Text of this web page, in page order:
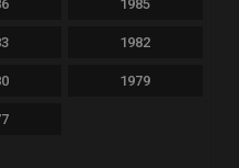
1985
1982
1979